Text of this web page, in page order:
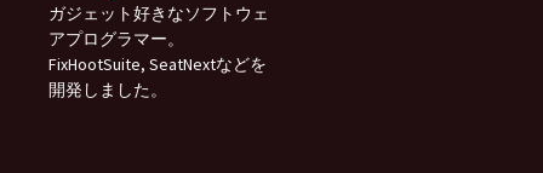
ガジェット好きなソフトウェ
アプログラマー。
FixHootSuite, SeatNextなどを
開発しました。